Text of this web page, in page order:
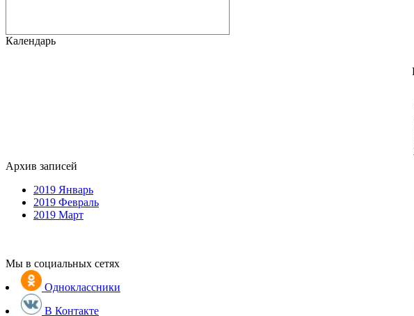
Календарь
Архив записей
2019 Январь
2019 Февраль
2019 Март
Мы в социальных сетях
Одноклассники
В Контакте